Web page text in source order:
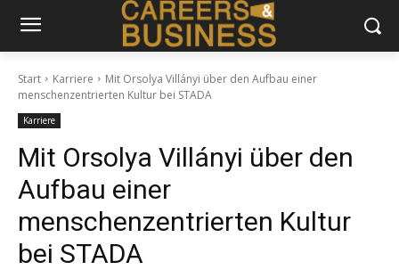
Start Karriere
Mit Orsolya Villányi über den Aufbau einer
menschenzentrierten Kultur bei STADA
Karriere
Mit Orsolya Villányi über den
Aufbau einer
menschenzentrierten Kultur
bei STADA